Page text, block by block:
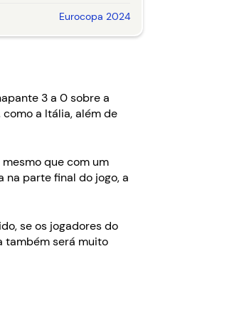
Eurocopa 2024
3 a 0 sobre a
a Itália, além de
mesmo que com um
na parte final do jogo, a
se os jogadores do
também será muito